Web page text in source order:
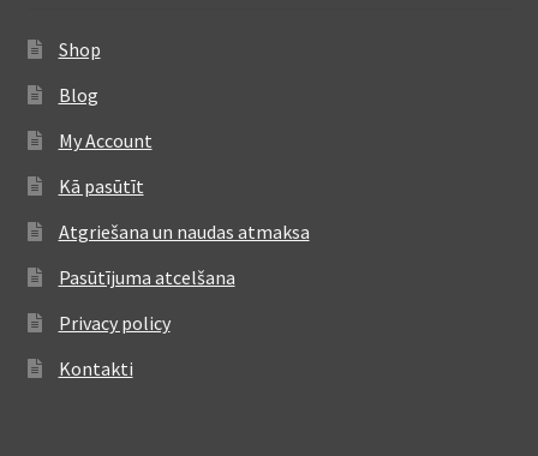
Shop
Blog
My Account
Kā pasūtīt
Atgriešana un naudas atmaksa
Pasūtījuma atcelšana
Privacy policy
Kontakti